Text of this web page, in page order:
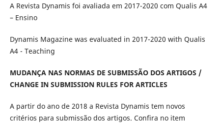
A Revista Dynamis foi avaliada em 2017-2020 com Qualis A4
– Ensino
Dynamis Magazine was evaluated in 2017-2020 with Qualis
A4 - Teaching
MUDANÇA NAS NORMAS DE SUBMISSÃO DOS ARTIGOS /
CHANGE IN SUBMISSION RULES FOR ARTICLES
A partir do ano de 2018 a Revista Dynamis tem novos
critérios para submissão dos artigos. Confira no item